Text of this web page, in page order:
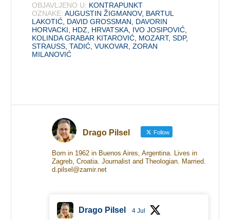
OBJAVLJENO U: KONTRAPUNKT
OZNAKE: AUGUSTIN ŽIGMANOV, BARTUL
LAKOTIĆ DAVID GROSSMAN
DAVORIN
HORVACKI
HDZ HRVATSKA IVO JOSIPOVIĆ
KOLINDA GRABAR KITAROVIĆ MOZART,SDP,
STRAUSS ,TADIĆ ,VUKOVAR ,ZORAN
MILANOVIĆ
Drago Pilsel Follow
Born in 1962 in Buenos Aires, Argentina. Lives in
Zagreb, Croatia. Journalist and Theologian. Married.
d.pilsel@zamir.net
Drago Pilsel 4 Jul